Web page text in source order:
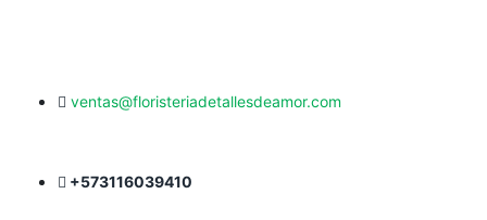
ventas@floristeriadetallesdeamor.com
+573116039410